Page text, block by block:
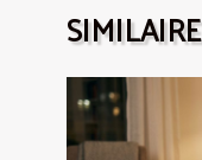
SIMILAIRE